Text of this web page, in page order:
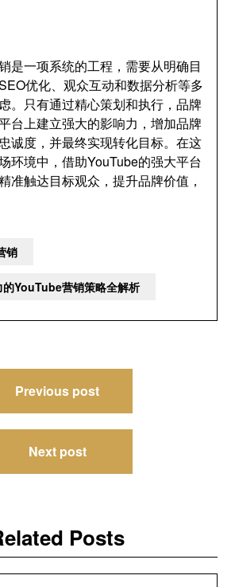
是一项系统的工程，需要从明确目
优化、观众互动和数据分析等多
。只有通过精心策划和执行，品牌
台上建立强大的影响力，增加品牌
诚度，并最终实现转化目标。在这
环境中，借助YouTube的强大平台
准触达目标观众，提升品牌价值，
销
的YouTube营销策略全解析
Previous post
Next post
Posts